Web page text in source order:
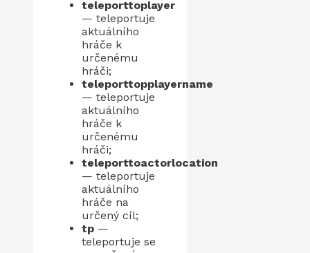
teleporttoplayer
— teleportuje
aktuálního
hráče k
určenému
hráči;
teleporttopplayername
— teleportuje
aktuálního
hráče k
určenému
hráči;
teleporttoactorlocation
— teleportuje
aktuálního
hráče na
určený cíl;
tp —
teleportuje se